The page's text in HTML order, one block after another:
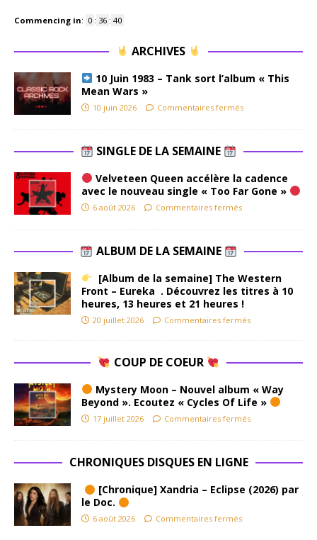
Commencing in: 0 : 36 : 39
ARCHIVES
10 Juin 1983 – Tank sort l’album « This
Mean Wars »
10 juin 2026 Commentaires fermés
SINGLE DE LA SEMAINE
Velveteen Queen accélère la cadence
avec le nouveau single « Too Far Gone »
6 août 2026 Commentaires fermés
ALBUM DE LA SEMAINE
[Album de la semaine] The Western
Front – Eureka . Découvrez les titres à 10
heures, 13 heures et 21 heures !
20 juillet 2026 Commentaires fermés
COUP DE COEUR
Mystery Moon – Nouvel album « Way
Beyond ». Ecoutez « Cycles Of Life »
17 juillet 2026 Commentaires fermés
CHRONIQUES DISQUES EN LIGNE
[Chronique] Xandria – Eclipse (2026) par
le Doc.
6 août 2026 Commentaires fermés